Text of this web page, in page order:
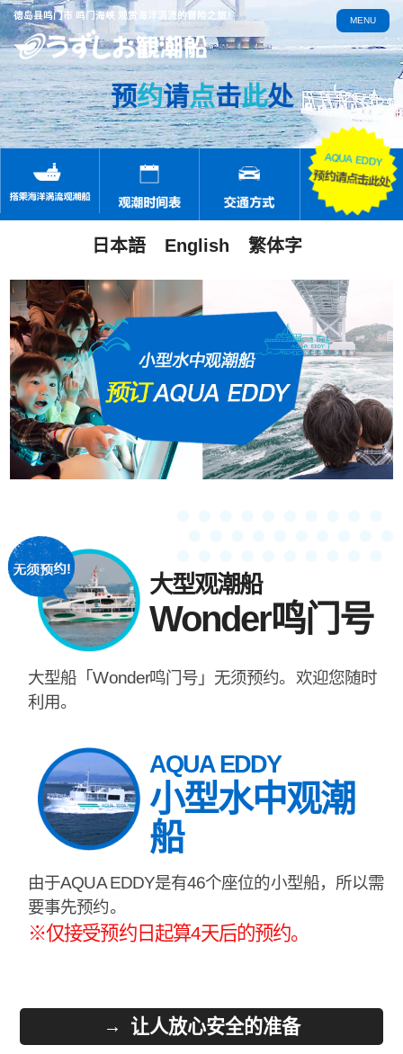
德岛县鸣门市 鸣门海峡 观赏海洋涡流的冒险之旅！
日本語 English 繁体字
MENU
预约请点击此处
大型观潮船
Wonder鸣门号
大型船「Wonder鸣门号」无须预约。欢迎您随时
利用。
AQUA EDDY
小型水中观潮
船
由于AQUA EDDY是有46个座位的小型船，所以需
要事先预约。
※仅接受预约日起算4天后的预约。
让人放心安全的准备